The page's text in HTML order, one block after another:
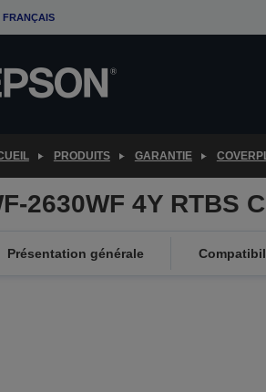
FRANÇAIS
PRODUITS GARANTIE
2630WF 4Y RTBS
Présentation générale